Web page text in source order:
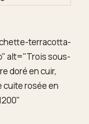
terracotta-
alt="Trois sous-
doré en cuir,
cuite rosée en